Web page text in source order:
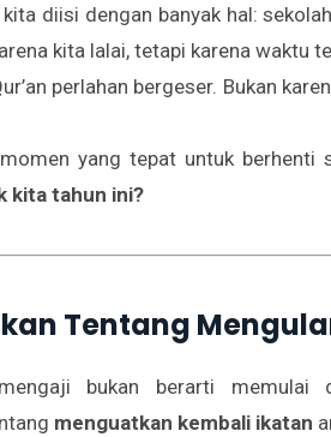
diisi dengan banyak hal:
kita lalai, tetapi karena waktu
perlahan bergeser. Bukan
yang tepat untuk berhenti
kita tahun ini?
Tentang
bukan berarti
menguatkan kembali ikatan